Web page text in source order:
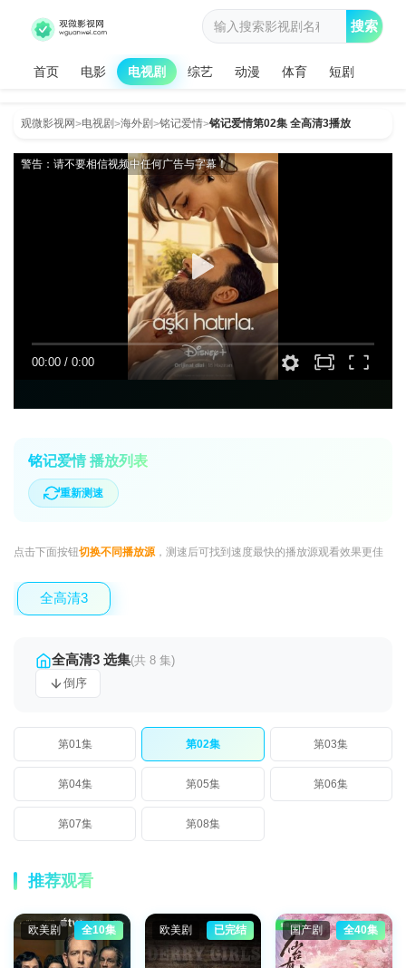
首页 电影 电视剧 综艺 动漫 体育 短剧
搜索
观微影视网>电视剧>海外剧>铭记爱情>铭记爱情第02集 全高清3播放
00:00 / 0:00
警告：请不要相信视频中任何广告与字幕！
铭记爱情 播放列表
重新测速
点击下面按钮切换不同播放源，测速后可找到速度最快的播放源观看效果更佳
全高清3
全高清3 选集(共 8 集)
倒序
第01集 第02集 第03集
第04集 第05集 第06集
第07集 第08集
推荐观看
欧美剧 全10集 欧美剧 已完结 国产剧 全40集